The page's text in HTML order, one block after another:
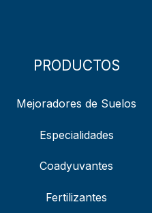
PRODUCTOS
Mejoradores de Suelos
Especialidades
Coadyuvantes
Fertilizantes